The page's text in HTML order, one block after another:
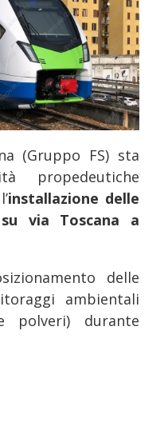
(Gruppo FS) sta
propedeutiche
installazione delle
via Toscana a
delle
ambientali
polveri) durante